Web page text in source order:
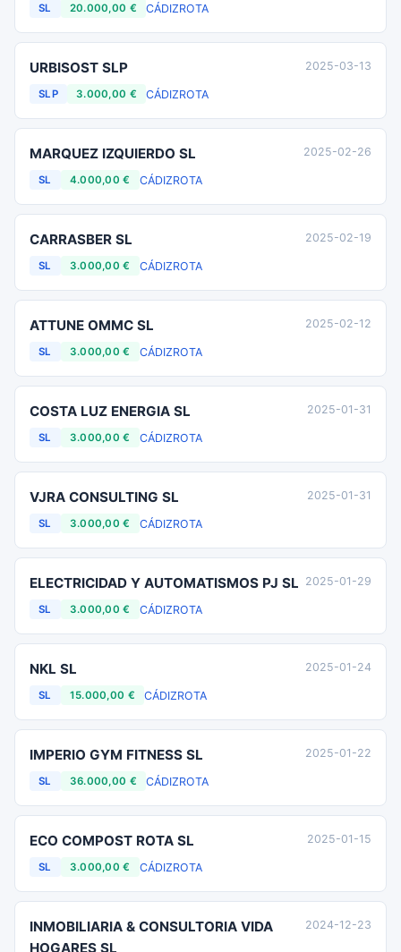
SL 20.000,00 € CÁDIZROTA
URBISOST SLP
SLP 3.000,00 € CÁDIZROTA
2025-03-13
MARQUEZ IZQUIERDO SL
SL 4.000,00 € CÁDIZROTA
2025-02-26
CARRASBER SL
SL 3.000,00 € CÁDIZROTA
2025-02-19
ATTUNE OMMC SL
SL 3.000,00 € CÁDIZROTA
2025-02-12
COSTA LUZ ENERGIA SL
SL 3.000,00 € CÁDIZROTA
2025-01-31
VJRA CONSULTING SL
SL 3.000,00 € CÁDIZROTA
2025-01-31
ELECTRICIDAD Y AUTOMATISMOS PJ SL
SL 3.000,00 € CÁDIZROTA
2025-01-29
NKL SL
SL 15.000,00 € CÁDIZROTA
2025-01-24
IMPERIO GYM FITNESS SL
SL 36.000,00 € CÁDIZROTA
2025-01-22
ECO COMPOST ROTA SL
SL 3.000,00 € CÁDIZROTA
2025-01-15
INMOBILIARIA & CONSULTORIA VIDA
HOGARES SL
2024-12-23